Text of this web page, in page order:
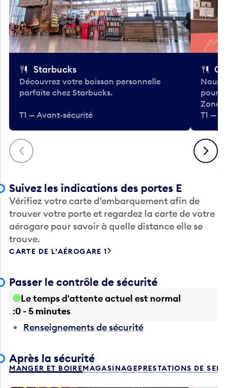
Précédent
Starbucks
Découvrez votre boisson personnelle
parfaite chez Starbucks.
T1 — Avant-sécurité
Nous
pour
Zone.
T1 —
Suivant
Suivez les indications des portes E
Vérifiez votre carte d’embarquement afin de
trouver votre porte et regardez la carte de votre
aérogare pour savoir à quelle distance elle se
trouve.
CARTE DE L’AÉROGARE 1
Passer le contrôle de sécurité
Le temps d'attente actuel est normal
0 - 5 minutes
Renseignements de sécurité
Après la sécurité
MANGER ET BOIREMAGASINAGEPRESTATIONS DE